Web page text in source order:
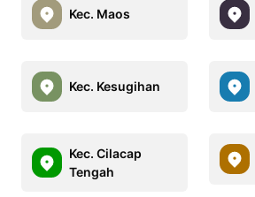
Kec. Maos
Kec. Kesugihan
Kec. Cilacap
Tengah